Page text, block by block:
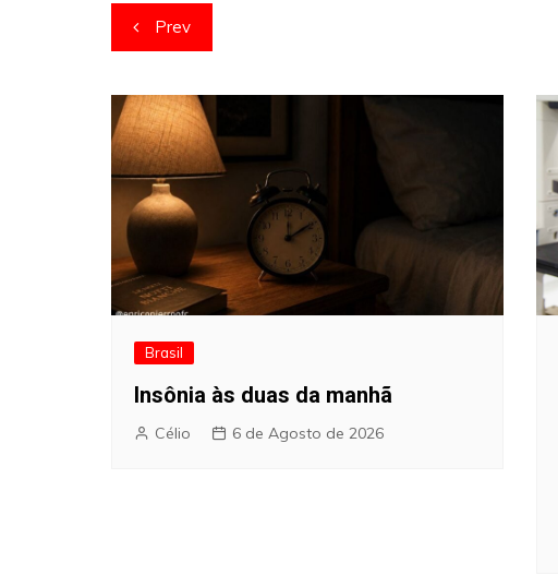
Navegação
de
artigos
Prev
Brasil
Insônia às duas da manhã
Célio 6 de Agosto de 2026